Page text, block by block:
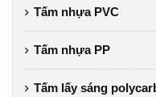
Tấm nhựa PVC
Tấm nhựa PP
Tấm lấy sáng